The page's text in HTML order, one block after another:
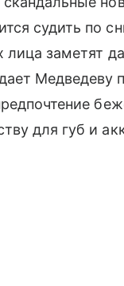
судить по
лица заметят
Медведеву
для губ и